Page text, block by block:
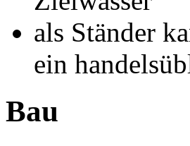
als Ständer
ein
Bau